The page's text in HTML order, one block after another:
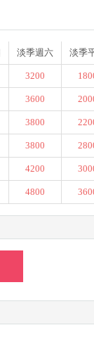
淡季週六 淡季
3200
3600
3800
3800
4200
4800